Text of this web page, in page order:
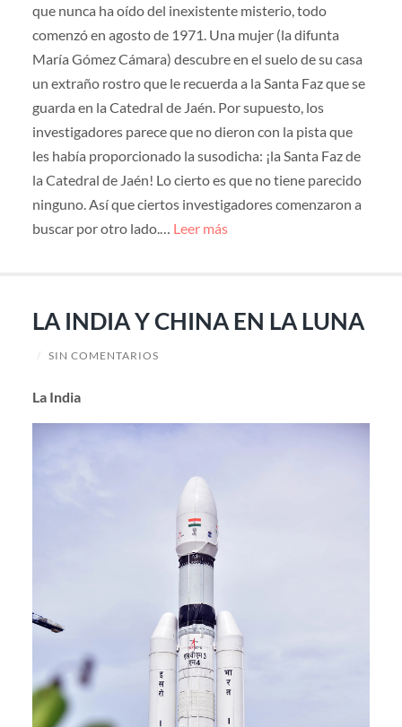
que nunca ha oído del inexistente misterio, todo
comenzó en agosto de 1971. Una mujer (la difunta
María Gómez Cámara) descubre en el suelo de su casa
un extraño rostro que le recuerda a la Santa Faz que se
guarda en la Catedral de Jaén. Por supuesto, los
investigadores parece que no dieron con la pista que
les había proporcionado la susodicha: ¡la Santa Faz de
la Catedral de Jaén! Lo cierto es que no tiene parecido
ninguno. Así que ciertos investigadores comenzaron a
buscar por otro lado.… Leer más
LA INDIA Y CHINA EN LA LUNA
/ SIN COMENTARIOS
La India